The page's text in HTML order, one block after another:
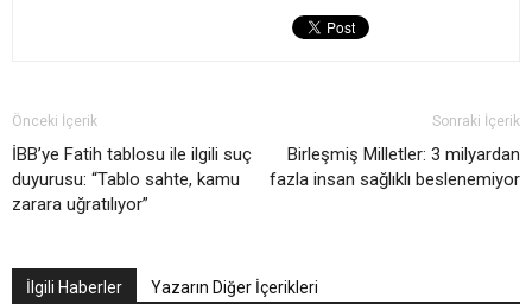
Önceki İçerik
İBB’ye Fatih tablosu ile ilgili suç
duyurusu: “Tablo sahte, kamu
zarara uğratılıyor”
Sonraki İçerik
Birleşmiş Milletler: 3 milyardan
fazla insan sağlıklı beslenemiyor
İlgili Haberler Yazarın Diğer İçerikleri